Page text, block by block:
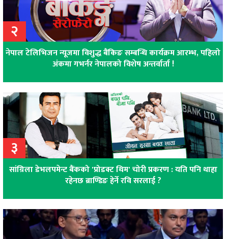
२
नेपाल टेलिभिजन न्यूजमा विशुद्ध बैंकिङ सम्बन्धि कार्यक्रम आरम्भ, पहिलो
अंकमा गभर्नर नेपालको विशेष अन्तर्वार्ता !
३
सांग्रिला डेभलपमेन्ट बैंकको 'प्रोडक्ट थिम' चोरी प्रकरण : यति पनि थाहा
रहेनछ ब्राण्डिङ हेर्ने रवि सरलाई ?